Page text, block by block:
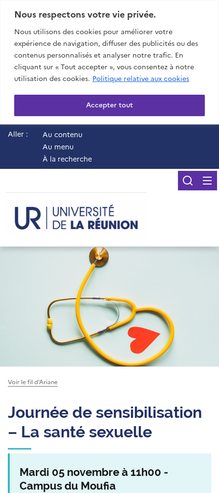
Nous respectons votre vie privée.
Nous utilisons des cookies pour améliorer votre
expérience de navigation, diffuser des publicités ou des
contenus personnalisés et analyser notre trafic. En
cliquant sur « Tout accepter », vous consentez à notre
utilisation des cookies. Politique relative aux cookies
Accepter tout
Aller :
Au contenu
Au menu
À la recherche
Voir le fil d’Ariane
Journée de sensibilisation
– La santé sexuelle
Mardi 05 novembre à 11h00 -
Campus du Moufia